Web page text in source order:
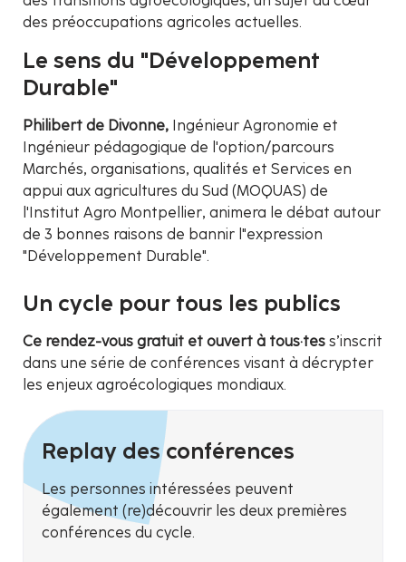
des préoccupations agricoles actuelles.
Le sens du "Développement
Durable"
Philibert de Divonne, Ingénieur Agronomie et
Ingénieur pédagogique de l'option/parcours
Marchés, organisations, qualités et Services en
appui aux agricultures du Sud (MOQUAS) de
l'Institut Agro Montpellier, animera le débat autour
de 3 bonnes raisons de bannir l"expression
"Développement Durable".
Un cycle pour tous les publics
Ce rendez-vous gratuit et ouvert à tous·tes s’inscrit
dans une série de conférences visant à décrypter
les enjeux agroécologiques mondiaux.
Replay des conférences
Les personnes intéressées peuvent
également (re)découvrir les deux premières
conférences du cycle.